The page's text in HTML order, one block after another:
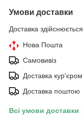
Умови доставки
Доставка
Нова Пошта
Самовивіз
Доставка кур'єром
Доставка поштою
Всі умови доставки